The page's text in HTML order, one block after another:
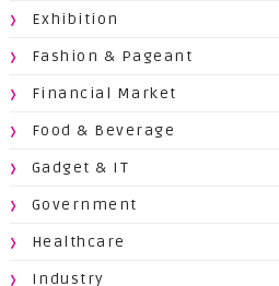
Exhibition
Fashion & Pageant
Financial Market
Food & Beverage
Gadget & IT
Government
Healthcare
Industry